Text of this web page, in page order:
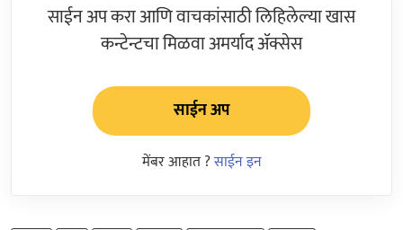
साईन अप करा आणि वाचकांसाठी लिहिलेल्या खास
कन्टेन्टचा मिळवा अमर्याद ॲक्सेस
साईन अप
मेंबर आहात ?साईन इन